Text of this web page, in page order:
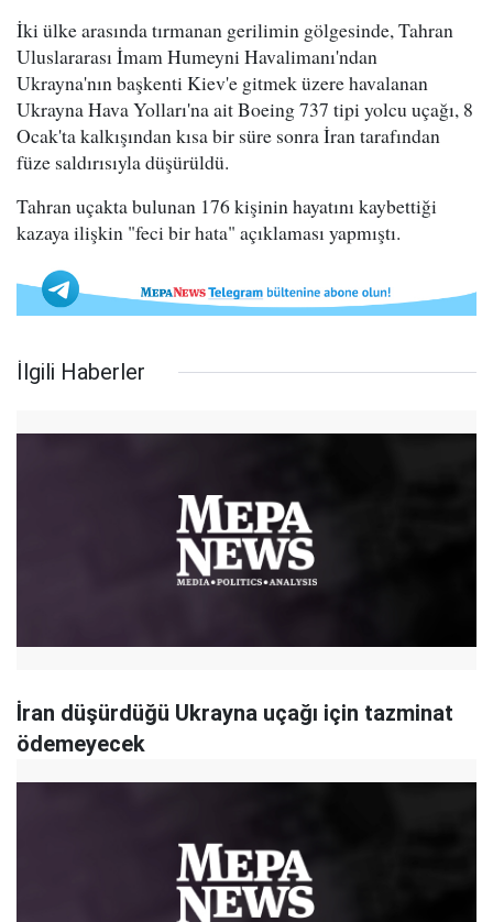
İki ülke arasında tırmanan gerilimin gölgesinde, Tahran
Uluslararası İmam Humeyni Havalimanı'ndan
Ukrayna'nın başkenti Kiev'e gitmek üzere havalanan
Ukrayna Hava Yolları'na ait Boeing 737 tipi yolcu uçağı, 8
Ocak'ta kalkışından kısa bir süre sonra İran tarafından
füze saldırısıyla düşürüldü.
Tahran uçakta bulunan 176 kişinin hayatını kaybettiği
kazaya ilişkin "feci bir hata" açıklaması yapmıştı.
İlgili Haberler
İran düşürdüğü Ukrayna uçağı için tazminat
ödemeyecek